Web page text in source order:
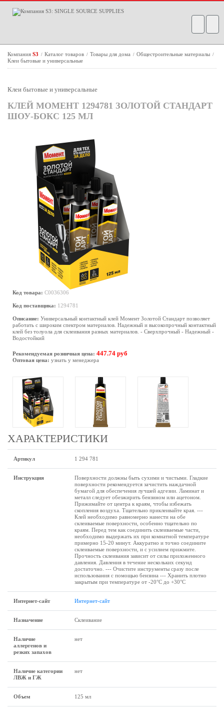
Компания S3 / Каталог товаров / Товары для дома / Общестроительные материалы /
Клеи бытовые и универсальные
Клеи бытовые и универсальные
КЛЕЙ МОМЕНТ 1294781 ЗОЛОТОЙ СТАНДАРТ
ШОУ-БОКС 125 МЛ
Код товара: C0036306
Код поставщика: 1294781
Описание: Универсальный контактный клей Момент Золотой Стандарт позволяет
работать с широким спектром материалов. Надежный и высокопрочный контактный
клей без толуола для склеивания разных материалов. - Сверхпрочный - Надежный -
Водостойкий
Рекомендуемая розничная цена: 447.74 руб
Оптовая цена: узнать у менеджера
ХАРАКТЕРИСТИКИ
Артикул 1 294 781
Инструкция
Поверхности должны быть сухими и чистыми. Гладкие
поверхности рекомендуется зачистить наждачной
бумагой для обеспечения лучшей адгезии. Ламинат и
металл следует обезжирить бензином или ацетоном.
Прижимайте от центра к краям, чтобы избежать
скопления воздуха. Тщательно приклеивайте края. ---
Клей необходимо равномерно нанести на обе
склеиваемые поверхности, особенно тщательно по
краям. Перед тем как соединить склеиваемые части,
необходимо выдержать их при комнатной температуре
примерно 15-20 минут. Аккуратно и точно соедините
склеиваемые поверхности, и с усилием прижмите.
Прочность склеивания зависит от силы приложенного
давления. Давления в течение нескольких секунд
достаточно. --- Очистите инструменты сразу после
использования с помощью бензина --- Хранить плотно
закрытым при температуре от -20°C до +30°C
Интернет-сайт Интернет-сайт
Назначение Склеивание
Наличие
аллергенов и
резких запахов
нет
Наличие категории
ЛВЖ и ГЖ
нет
Объем 125 мл